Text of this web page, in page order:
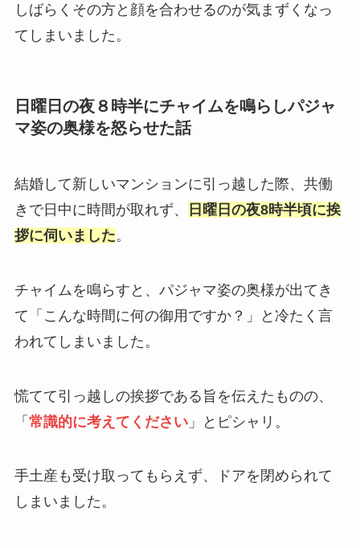
しばらくその方と顔を合わせるのが気まずくなっ
てしまいました。
日曜日の夜８時半にチャイムを鳴らしパジャ
マ姿の奥様を怒らせた話
結婚して新しいマンションに引っ越した際、共働
きで日中に時間が取れず、
日曜日の夜8時半頃に挨
拶に伺いました。
チャイムを鳴らすと、パジャマ姿の奥様が出てき
て「こんな時間に何の御用ですか？」と冷たく言
われてしまいました。
慌てて引っ越しの挨拶である旨を伝えたものの、
「 常識的に考えてください」とピシャリ。
手土産も受け取ってもらえず、ドアを閉められて
しまいました。